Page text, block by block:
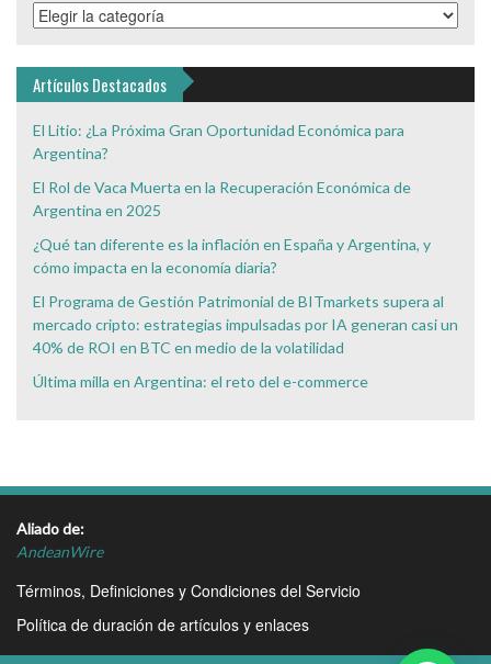
Categorías
de
Artículos Destacados
El Litio: ¿La Próxima Gran Oportunidad Económica para
Argentina?
El Rol de Vaca Muerta en la Recuperación Económica de
Argentina en 2025
¿Qué tan diferente es la inflación en España y Argentina, y
cómo impacta en la economía diaria?
El Programa de Gestión Patrimonial de BITmarkets supera al
mercado cripto: estrategias impulsadas por IA generan casi un
40% de ROI en BTC en medio de la volatilidad
Última milla en Argentina: el reto del e-commerce
Aliado de:
AndeanWire
Términos, Definiciones y Condiciones del Servicio
Política de duración de artículos y enlaces